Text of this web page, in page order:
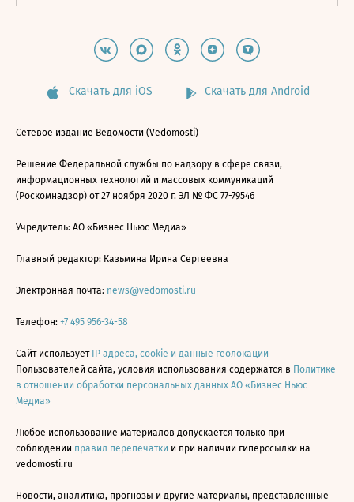
Скачать для iOS Скачать для Android
Сетевое издание Ведомости (Vedomosti)
Решение Федеральной службы по надзору в сфере связи,
информационных технологий и массовых коммуникаций
(Роскомнадзор) от 27 ноября 2020 г. ЭЛ № ФС 77-79546
Учредитель: АО «Бизнес Ньюс Медиа»
Главный редактор: Казьмина Ирина Сергеевна
Электронная почта: news@vedomosti.ru
Телефон: +7 495 956-34-58
Сайт использует IP адреса, cookie и данные геолокации
Пользователей сайта, условия использования содержатся в Политике
в отношении обработки персональных данных АО «Бизнес Ньюс
Медиа»
Любое использование материалов допускается только при
соблюдении правил перепечатки и при наличии гиперссылки на
vedomosti.ru
Новости, аналитика, прогнозы и другие материалы, представленные